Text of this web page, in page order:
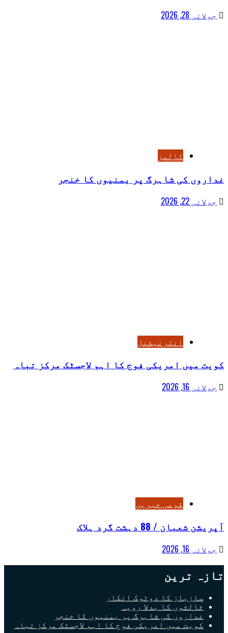
جولائی 28, 2026
کالمز
غداروں کی شاہرگ پر یمنیوں کا خنجر
جولائی 22, 2026
انٹرنیشنل
کویت میں امریکی فوج کا اہم لاجسٹک مرکز تباہ
جولائی 16, 2026
قومی خبریں
آپریشن شعبان / 88 دہشت گرد ہلاک
جولائی 16, 2026
تازہ ترین
سازباز کا دوٹوک انکار
ثالثوں کا بدلا رویہ
غداروں کی شاہرگ پر یمنیوں کا خنجر
کویت میں امریکی فوج کا اہم لاجسٹک مرکز تباہ